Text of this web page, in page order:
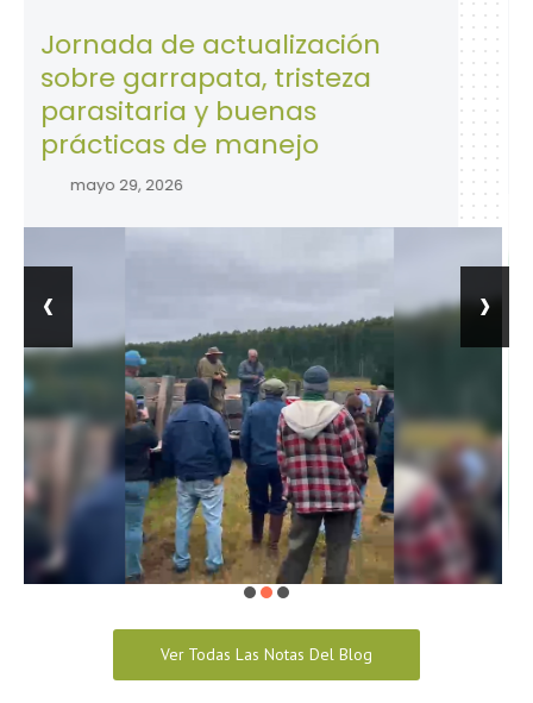
de actualización
garrapata, tristeza
y buenas
de manejo
29, 2026
28
la
abril
‹ ›
Ver Todas Las Notas Del Blog